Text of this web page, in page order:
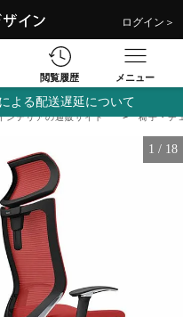
ログイン＞
閲覧履歴 メニュー
よる配送遅延について
ンテリアの通販サイト 椅子・チ
1 / 18